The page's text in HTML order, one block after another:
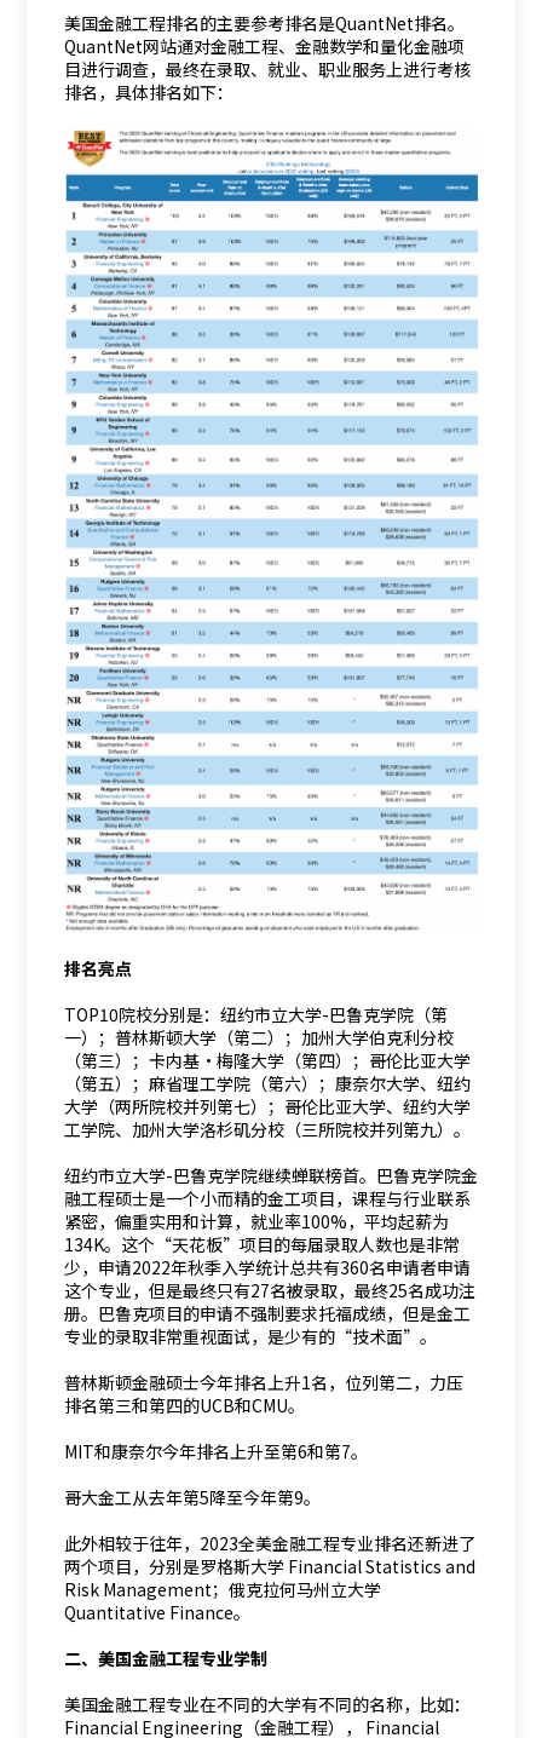
美国金融工程排名的主要参考排名是QuantNet排名。
QuantNet网站通对金融工程、金融数学和量化金融项
目进行调查，最终在录取、就业、职业服务上进行考核
排名，具体排名如下：
排名亮点
TOP10院校分别是：纽约市立大学-巴鲁克学院（第
一）；普林斯顿大学（第二）；加州大学伯克利分校
（第三）；卡内基·梅隆大学（第四）；哥伦比亚大学
（第五）；麻省理工学院（第六）；康奈尔大学、纽约
大学（两所院校并列第七）；哥伦比亚大学、纽约大学
工学院、加州大学洛杉矶分校（三所院校并列第九）。
纽约市立大学-巴鲁克学院继续蝉联榜首。巴鲁克学院金
融工程硕士是一个小而精的金工项目，课程与行业联系
紧密，偏重实用和计算，就业率100%，平均起薪为
134K。这个“天花板”项目的每届录取人数也是非常
少，申请2022年秋季入学统计总共有360名申请者申请
这个专业，但是最终只有27名被录取，最终25名成功注
册。巴鲁克项目的申请不强制要求托福成绩，但是金工
专业的录取非常重视面试，是少有的“技术面”。
普林斯顿金融硕士今年排名上升1名，位列第二，力压
排名第三和第四的UCB和CMU。
MIT和康奈尔今年排名上升至第6和第7。
哥大金工从去年第5降至今年第9。
此外相较于往年，2023全美金融工程专业排名还新进了
两个项目，分别是罗格斯大学 Financial Statistics and
Risk Management；俄克拉何马州立大学
Quantitative Finance。
二、美国金融工程专业学制
美国金融工程专业在不同的大学有不同的名称，比如：
Financial Engineering（金融工程）， Financial